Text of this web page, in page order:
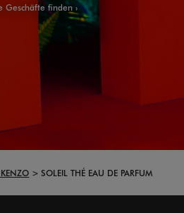
Geschäfte finden
SOLEIL THÉ EAU DE PARFUM